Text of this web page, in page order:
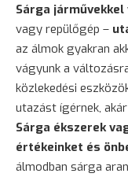
Sárga
vagy repülőgép –
az álmok gyakran
vágyunk a
közlekedési
utazást ígérnek,
Sárga ékszerek
értékeinket és
álmodban sárga